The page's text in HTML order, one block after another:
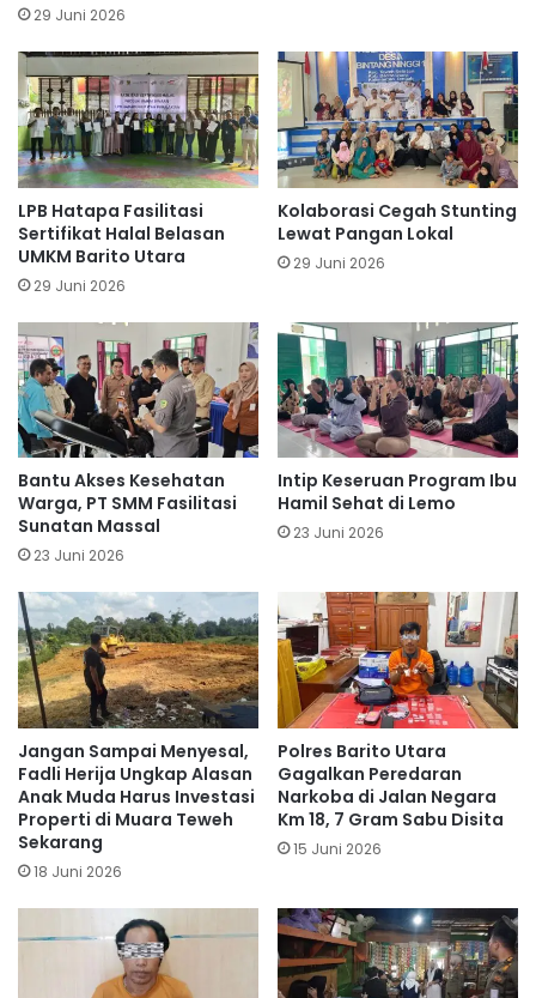
29 Juni 2026
LPB Hatapa Fasilitasi
Sertifikat Halal Belasan
UMKM Barito Utara
29 Juni 2026
Kolaborasi Cegah Stunting
Lewat Pangan Lokal
29 Juni 2026
Bantu Akses Kesehatan
Warga, PT SMM Fasilitasi
Sunatan Massal
23 Juni 2026
Intip Keseruan Program Ibu
Hamil Sehat di Lemo
23 Juni 2026
Jangan Sampai Menyesal,
Fadli Herija Ungkap Alasan
Anak Muda Harus Investasi
Properti di Muara Teweh
Sekarang
18 Juni 2026
Polres Barito Utara
Gagalkan Peredaran
Narkoba di Jalan Negara
Km 18, 7 Gram Sabu Disita
15 Juni 2026